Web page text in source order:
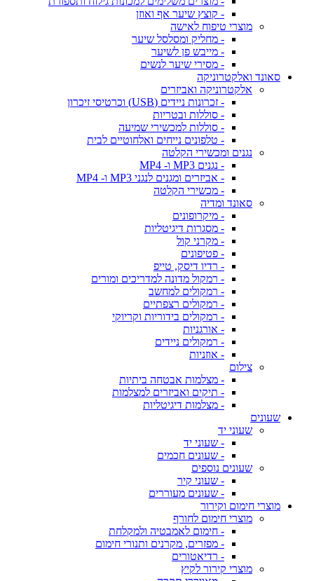
- קוצץ שיער אף ואוזן
מוצרי טיפוח לאישה
- מחליק ומסלסל שיער
- מייבש פן לשיער
- מסירי שיער לנשים
סאונד ואלקטרוניקה
אלקטרוניקה ואביזרים
- זכרונות ניידים (USB) וכרטיסי זיכרון
- סוללות ובטריות
- סוללות למכשירי שמיעה
- טלפונים נייחים ואלחוטיים לבית
נגנים ומכשירי הקלטה
- נגנים MP3 ו- MP4
- אביזרים ומגנים לנגני MP3 ו- MP4
- מכשירי הקלטה
סאונד ומדיה
- מיקרופונים
- מסגרות דיגיטליות
- מקרני קול
- פטיפונים
- רדיו דיסק, טייפ
- רמקול מדונה למדריכים ומורים
- רמקולים למחשב
- רמקולים רצפתיים
- רמקולים בידוריות וקריוקי
- אורגניות
- רמקולים ניידים
- אוזניות
צילום
- מצלמות אבטחה ביתיות
- תיקים ואביזרים למצלמות
- מצלמות דיגיטליות
שעונים
שעוני יד
- שעוני יד
- שעונים חכמים
שעונים נוספים
- שעוני קיר
- שעונים מעוררים
מוצרי חימום וקירור
מוצרי חימום לחורף
- חימום לאמבטיה ולמקלחת
- מפזרים, מקרנים ותנורי חימום
- רדיאטורים
מוצרי קירור לקיץ